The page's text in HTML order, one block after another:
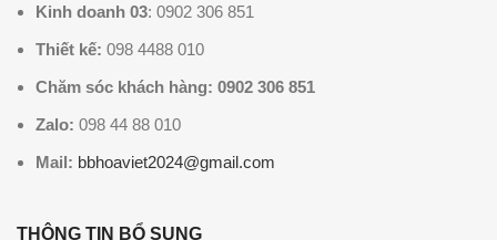
Kinh doanh 03: 0902 306 851
Thiết kế: 098 4488 010
Chăm sóc khách hàng: 0902 306 851
Zalo: 098 44 88 010
Mail: bbhoaviet2024@gmail.com
THÔNG TIN BỔ SUNG